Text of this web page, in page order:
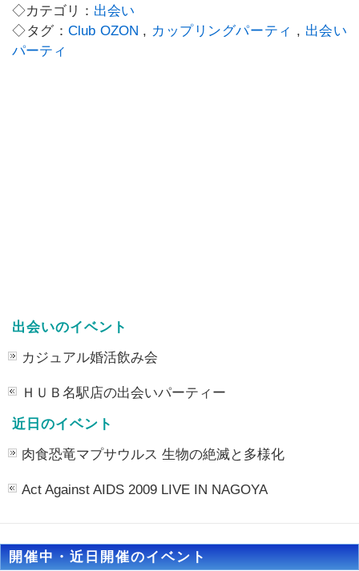
◇カテゴリ： 出会い
◇タグ：Club OZON , カップリングパーティ , 出会い
パーティ
出会いのイベント
カジュアル婚活飲み会
ＨＵＢ名駅店の出会いパーティー
近日のイベント
肉食恐竜マプサウルス 生物の絶滅と多様化
Act Against AIDS 2009 LIVE IN NAGOYA
開催中・近日開催のイベント